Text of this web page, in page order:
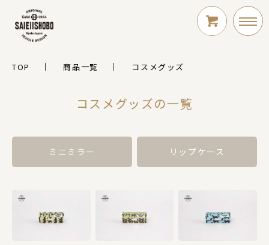
新規会員登録
TOP 商品一覧 コスメグッズ
コスメグッズの一覧
ミニミラー リップケース